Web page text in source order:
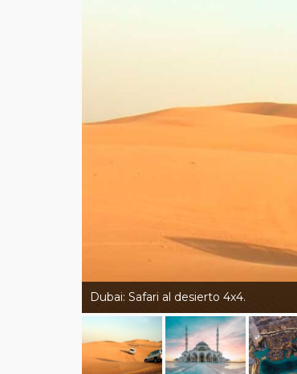
Dubai: Safari al desierto 4x4.